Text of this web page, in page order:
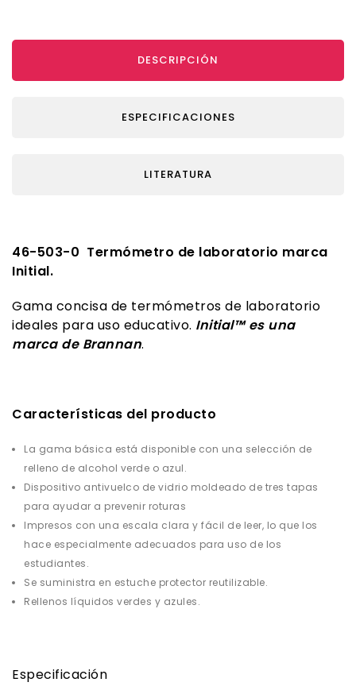
DESCRIPCIÓN
ESPECIFICACIONES
LITERATURA
46-503-0 Termómetro de laboratorio marca
Initial.
Gama concisa de termómetros de laboratorio
ideales para uso educativo. Initial™ es una
marca de Brannan.
Características del producto
La gama básica está disponible con una selección de
relleno de alcohol verde o azul.
Dispositivo antivuelco de vidrio moldeado de tres tapas
para ayudar a prevenir roturas
Impresos con una escala clara y fácil de leer, lo que los
hace especialmente adecuados para uso de los
estudiantes.
Se suministra en estuche protector reutilizable.
Rellenos líquidos verdes y azules.
Especificación